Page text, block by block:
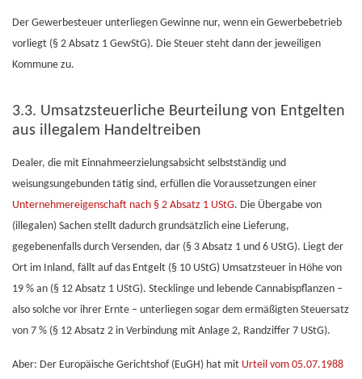
Der Gewerbesteuer unterliegen Gewinne nur, wenn ein Gewerbebetrieb
vorliegt (§ 2 Absatz 1 GewStG). Die Steuer steht dann der jeweiligen
Kommune zu.
3.3. Umsatzsteuerliche Beurteilung von Entgelten
aus illegalem Handeltreiben
Dealer, die mit Einnahmeerzielungsabsicht selbstständig und
weisungsungebunden tätig sind, erfüllen die Voraussetzungen einer
Unternehmereigenschaft nach § 2 Absatz 1 UStG. Die Übergabe von
(illegalen) Sachen stellt dadurch grundsätzlich eine Lieferung,
gegebenenfalls durch Versenden, dar (§ 3 Absatz 1 und 6 UStG). Liegt der
Ort im Inland, fällt auf das Entgelt (§ 10 UStG) Umsatzsteuer in Höhe von
19 % an (§ 12 Absatz 1 UStG). Stecklinge und lebende Cannabispflanzen –
also solche vor ihrer Ernte – unterliegen sogar dem ermäßigten Steuersatz
von 7 % (§ 12 Absatz 2 in Verbindung mit Anlage 2, Randziffer 7 UStG).
Aber: Der Europäische Gerichtshof (EuGH) hat mit Urteil vom 05.07.1988